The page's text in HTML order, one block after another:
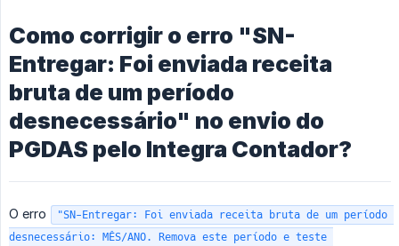
Como corrigir o erro "SN-
Entregar: Foi enviada receita
bruta de um período
desnecessário" no envio do
PGDAS pelo Integra Contador?
O erro
"SN-Entregar: Foi enviada receita bruta de um período
desnecessário: MÊS/ANO. Remova este período e teste